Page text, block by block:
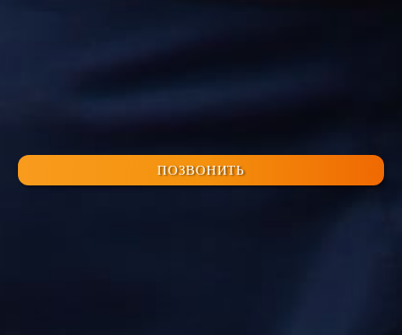
ПОЗВОНИТЬ